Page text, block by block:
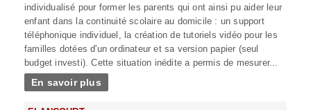
individualisé pour former les parents qui ont ainsi pu aider leur
enfant dans la continuité scolaire au domicile : un support
téléphonique individuel, la création de tutoriels vidéo pour les
familles dotées d'un ordinateur et sa version papier (seul
budget investi). Cette situation inédite a permis de mesurer...
En savoir plus